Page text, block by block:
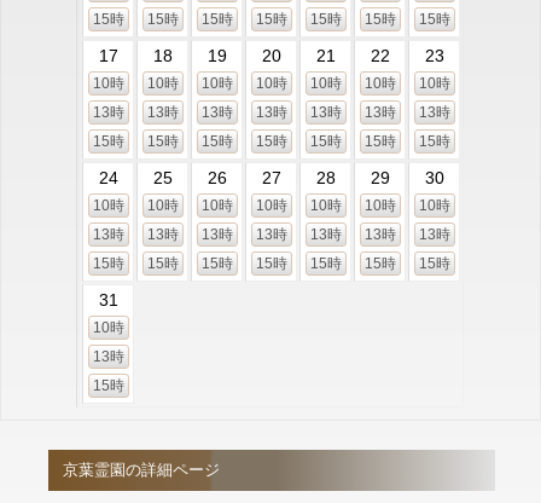
15時
15時
15時
15時
15時
15時
15時
17
10時
13時
15時
18
10時
13時
15時
19
10時
13時
15時
20
10時
13時
15時
21
10時
13時
15時
22
10時
13時
15時
23
10時
13時
15時
24
10時
13時
15時
25
10時
13時
15時
26
10時
13時
15時
27
10時
13時
15時
28
10時
13時
15時
29
10時
13時
15時
30
10時
13時
15時
31
10時
13時
15時
京葉霊園の詳細ページ